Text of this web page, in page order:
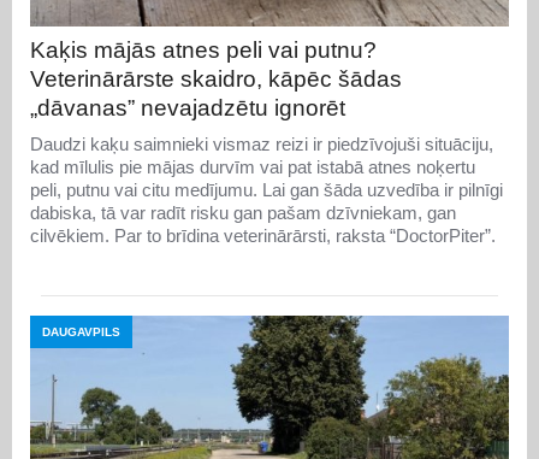
Kaķis mājās atnes peli vai putnu?
Veterinārārste skaidro, kāpēc šādas
„dāvanas” nevajadzētu ignorēt
Daudzi kaķu saimnieki vismaz reizi ir piedzīvojuši situāciju,
kad mīlulis pie mājas durvīm vai pat istabā atnes noķertu
peli, putnu vai citu medījumu. Lai gan šāda uzvedība ir pilnīgi
dabiska, tā var radīt risku gan pašam dzīvniekam, gan
cilvēkiem. Par to brīdina veterinārārsti, raksta “DoctorPiter”.
DAUGAVPILS